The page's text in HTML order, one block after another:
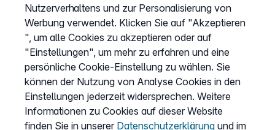
Verfügbarkeit prüfen
Barriere melden
Kündigung
Kundenportal Login
Vertrag widerrufen
Nutzerverhaltens und zur Personalisierung von
Werbung verwendet. Klicken Sie auf "Akzeptieren
", um alle Cookies zu akzeptieren oder auf
"Einstellungen", um mehr zu erfahren und eine
persönliche Cookie-Einstellung zu wählen. Sie
können der Nutzung von Analyse Cookies in den
Einstellungen jederzeit widersprechen. Weitere
Informationen zu Cookies auf dieser Website
finden Sie in unserer Datenschutzerklärung und im